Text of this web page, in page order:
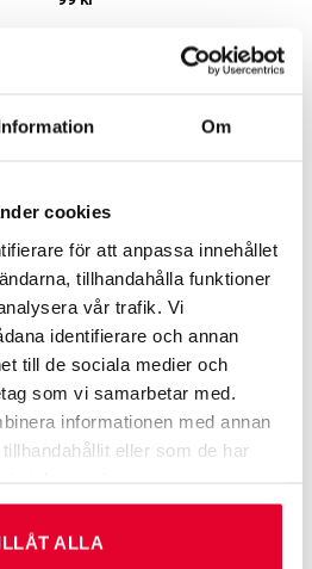
Om
cookies
för att anpassa innehållet
tillhandahålla funktioner
vår trafik. Vi
identifierare och annan
till de sociala medier och
som vi samarbetar med.
informationen med annan
eller som de har
ALLA
GRAVERADE SKYLTAR FÖR KÄLLSORTERING TRIVSEL­SKYLTAR